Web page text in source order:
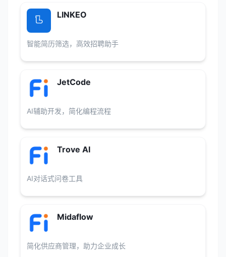
LINKEO
智能简历筛选，高效招聘助手
JetCode
AI辅助开发，简化编程流程
Trove AI
AI对话式问卷工具
Midaflow
简化供应商管理，助力企业成长